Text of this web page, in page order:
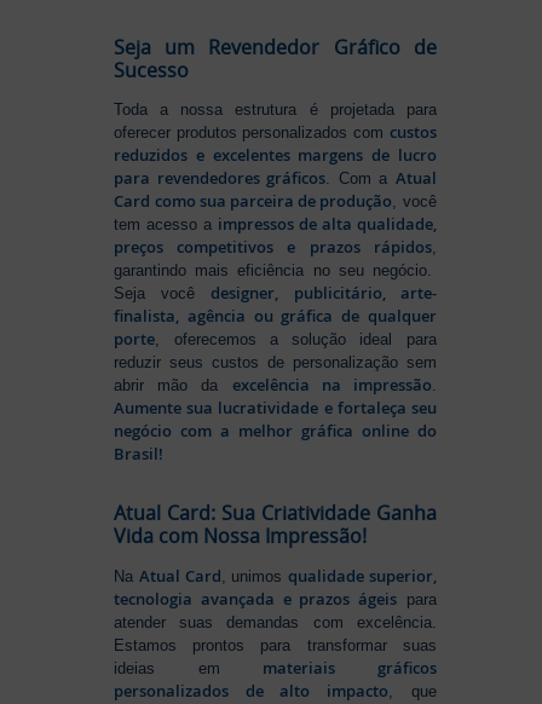
Seja um Revendedor Gráfico de
Sucesso
Toda a nossa estrutura é projetada para
oferecer produtos personalizados com custos
reduzidos e excelentes margens de lucro
para revendedores gráficos. Com a Atual
Card como sua parceira de produção, você
tem acesso a impressos de alta qualidade,
preços competitivos e prazos rápidos,
garantindo mais eficiência no seu negócio.
Seja vocêdesigner, publicitário, arte-
finalista, agência ou gráfica de qualquer
porte, oferecemos a solução ideal para
reduzir seus custos de personalização sem
abrir mão da excelência na impressão.
Aumente sua lucratividade e fortaleça seu
negócio com a melhor gráfica online do
Brasil!
Atual Card: Sua Criatividade Ganha
Vida com Nossa Impressão!
Na Atual Card, unimos qualidade superior,
tecnologia avançada e prazos ágeispara
atender suas demandas com excelência.
Estamos prontos para transformar suas
ideias em materiais gráficos
personalizados de alto impacto, que